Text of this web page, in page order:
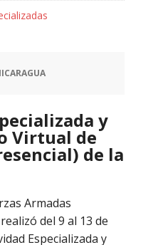
y
Virtual de
de la
Armadas
del 9 al 13 de
Especializada y